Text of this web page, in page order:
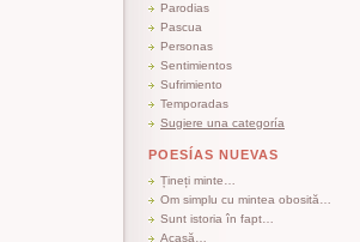
Parodias
Pascua
Personas
Sentimientos
Sufrimiento
Temporadas
Sugiere una categoría
POESÍAS NUEVAS
Țineți minte…
Om simplu cu mintea obosită…
Sunt istoria în fapt…
Acasă…